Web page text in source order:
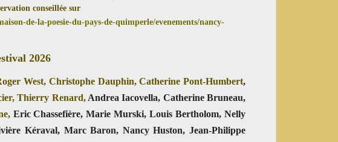
conseillée sur
de-la-poesie-du-pays-de-quimperle/evenements/nancy-
2026
West, Christophe Dauphin, Catherine Pont-Humbert,
Thierry Renard, Andrea Iacovella, Catherine Bruneau,
Eric Chassefière, Marie Murski, Louis Bertholom, Nelly
Kéraval, Marc Baron, Nancy Huston, Jean-Philippe